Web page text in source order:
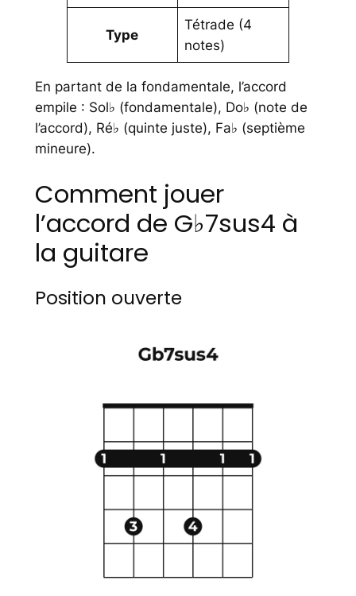
Type
Tétrade (4
notes)
En partant de la fondamentale, l’accord
empile : Sol♭ (fondamentale), Do♭ (note de
l’accord), Ré♭ (quinte juste), Fa♭ (septième
mineure).
Comment jouer
l’accord de G♭7sus4 à
la guitare
Position ouverte